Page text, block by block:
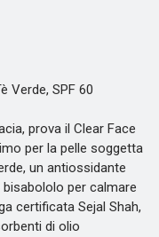
Verde, SPF 60
prova il Clear Face
per la pelle soggetta
un antiossidante
per calmare
certificata Sejal Shah,
di olio